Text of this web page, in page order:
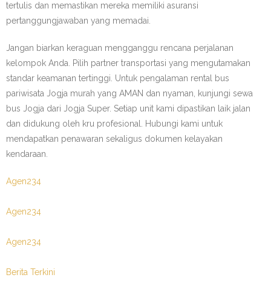
tertulis dan memastikan mereka memiliki asuransi
pertanggungjawaban yang memadai.
Jangan biarkan keraguan mengganggu rencana perjalanan
kelompok Anda. Pilih partner transportasi yang mengutamakan
standar keamanan tertinggi. Untuk pengalaman rental bus
pariwisata Jogja murah yang AMAN dan nyaman, kunjungi sewa
bus Jogja dari Jogja Super. Setiap unit kami dipastikan laik jalan
dan didukung oleh kru profesional. Hubungi kami untuk
mendapatkan penawaran sekaligus dokumen kelayakan
kendaraan.
Agen234
Agen234
Agen234
Berita Terkini